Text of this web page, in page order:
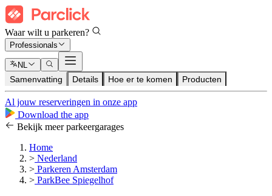
Waar wilt u parkeren?
Professionals
NL
Samenvatting Details Hoe er te komen Producten
Al jouw reserveringen in onze app
Download the app
Bekijk meer parkeergarages
Home
> Nederland
> Parkeren Amsterdam
> ParkBee Spiegelhof